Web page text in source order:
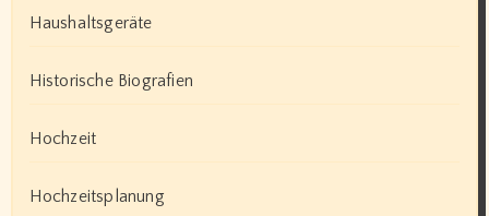
Haushaltsgeräte
Historische Biografien
Hochzeit
Hochzeitsplanung